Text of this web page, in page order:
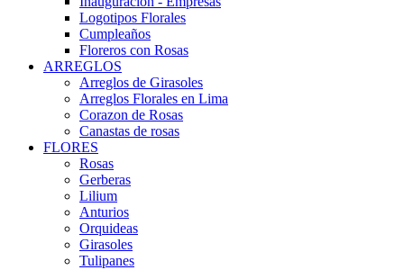
Logotipos Florales
Cumpleaños
Floreros con Rosas
ARREGLOS
Arreglos de Girasoles
Arreglos Florales en Lima
Corazon de Rosas
Canastas de rosas
FLORES
Rosas
Gerberas
Lilium
Anturios
Orquideas
Girasoles
Tulipanes